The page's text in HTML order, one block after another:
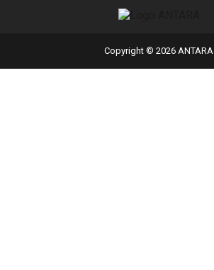
Copyright © 2026 ANTARA